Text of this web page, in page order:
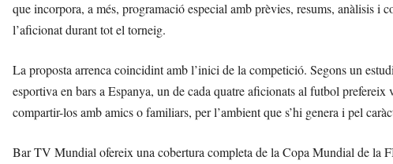
que incorpora, a més, programació especial amb prèvies, resums, anàlisis i
l’aficionat durant tot el torneig.
La proposta arrenca coincidint amb l’inici de la competició. Segons un
esportiva en bars a Espanya, un de cada quatre aficionats al futbol
compartir-los amb amics o familiars, per l’ambient que s’hi genera i pel
Bar TV Mundial ofereix una cobertura completa de la Copa Mundial de la